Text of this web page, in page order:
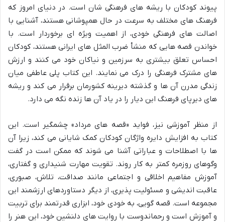
پیوند کودکان با ریشه های فرهنگی شان است. در دنیای امروز که
فرهنگ های مختلف به سرعت در حال همپوشانی هستند، آشنایی با
اصالت های فرهنگی خودی، از اهمیت ویژه ای برخوردار است. با
خواندن قصه هایی که منشأ ضرب المثل های ایرانی هستند، کودکان
احساس تعلق بیشتری به سرزمین و نیاکان خود می کنند و ارزش
های مشترک فرهنگی را درک می نمایند. این کتاب پلی عاطفی میان
زندگی مدرن آن ها و گذشته دیرینه کشورمان برقرار می کند و ریشه
های دیرپای فرهنگ این دیار را در یاد آن ها زنده نگه می دارد.
از منظر آموزشی نیز، فواید «قصه های مرداد» چشمگیر است. این
کتاب به افزایش دایره واژگان کودکان کمک شایانی می کند، زیرا آن
ها با اصطلاحات و عباراتی آشنا می شوند که ممکن است در گفت
وگوهای روزمره کمتر به کار روند. تقویت مهارت شنیداری و گفتاری،
آموزش مفاهیم اخلاقی و اجتماعی مانند صداقت، تلاش، صبوری،
عاقبت اندیشی و مسئولیت پذیری، از دیگر دستاوردهای ارزشمند این
مجموعه است. قصه گویی، به خودی خود، ابزاری قدرتمند برای تربیت
و آموزش است و رحماندوست با روایت های دلنشین خود، این هنر را